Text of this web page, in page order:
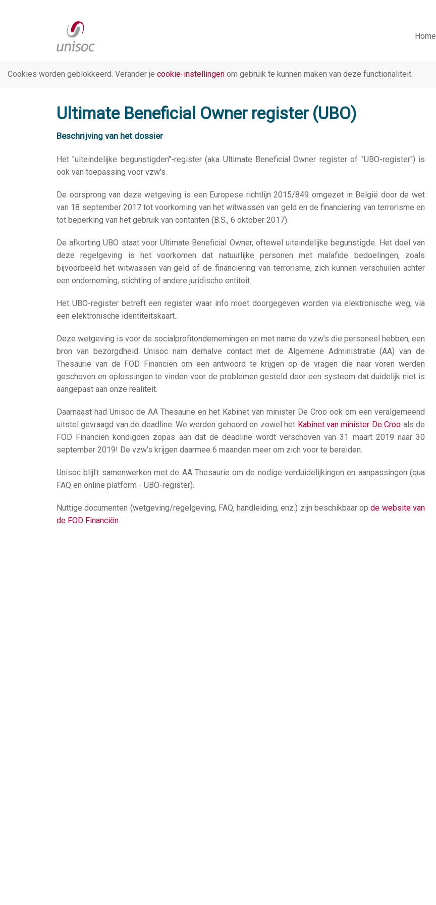
Home
Cookies worden geblokkeerd. Verander je cookie-instellingen om gebruik te kunnen maken van deze functionaliteit.
Ultimate Beneficial Owner register (UBO)
Beschrijving van het dossier
Het "uiteindelijke begunstigden"-register (aka Ultimate Beneficial Owner register of "UBO-register") is
ook van toepassing voor vzw's.
De oorsprong van deze wetgeving is een Europese richtlijn 2015/849 omgezet in België door de wet
van 18 september 2017 tot voorkoming van het witwassen van geld en de financiering van terrorisme en
tot beperking van het gebruik van contanten (B.S., 6 oktober 2017).
De afkorting UBO staat voor Ultimate Beneficial Owner, oftewel uiteindelijke begunstigde. Het doel van
deze regelgeving is het voorkomen dat natuurlijke personen met malafide bedoelingen, zoals
bijvoorbeeld het witwassen van geld of de financiering van terrorisme, zich kunnen verschuilen achter
een onderneming, stichting of andere juridische entiteit.
Het UBO-register betreft een register waar info moet doorgegeven worden via elektronische weg, via
een elektronische identiteitskaart.
Deze wetgeving is voor de socialprofitondernemingen en met name de vzw’s die personeel hebben, een
bron van bezorgdheid. Unisoc nam derhalve contact met de Algemene Administratie (AA) van de
Thesaurie van de FOD Financiën om een antwoord te krijgen op de vragen die naar voren werden
geschoven en oplossingen te vinden voor de problemen gesteld door een systeem dat duidelijk niet is
aangepast aan onze realiteit.
Daarnaast had Unisoc de AA Thesaurie en het Kabinet van minister De Croo ook om een veralgemeend
uitstel gevraagd van de deadline. We werden gehoord en zowel het Kabinet van minister De Croo als de
FOD Financiën kondigden zopas aan dat de deadline wordt verschoven van 31 maart 2019 naar 30
september 2019! De vzw’s krijgen daarmee 6 maanden meer om zich voor te bereiden.
Unisoc blijft samenwerken met de AA Thesaurie om de nodige verduidelijkingen en aanpassingen (qua
FAQ en online platform - UBO-register).
Nuttige documenten (wetgeving/regelgeving, FAQ, handleiding, enz.) zijn beschikbaar opde website van
de FOD Financiën.